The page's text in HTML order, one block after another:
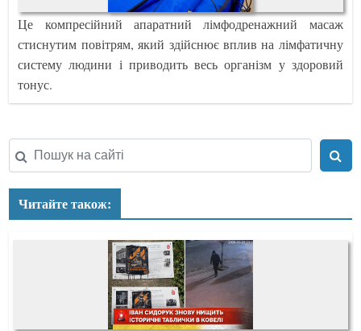
Це компресійний апаратний лімфодренажний масаж
стиснутим повітрям, який здійснює вплив на лімфатичну
систему людини і приводить весь організм у здоровий
тонус.
Читайте також: